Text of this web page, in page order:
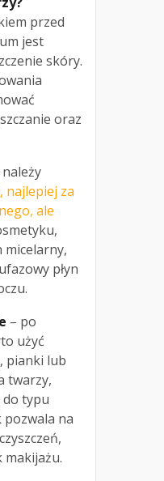
przed
jest
skóry.
oraz
należy
najlepiej za
ale
micelarny,
płyn
– po
użyć
pianki lub
twarzy,
typu
na
makijażu.